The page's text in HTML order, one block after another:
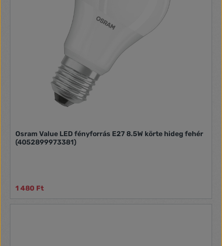
Osram Value LED fényforrás E27 8.5W körte hideg fehér
(4052899973381)
1 480 Ft